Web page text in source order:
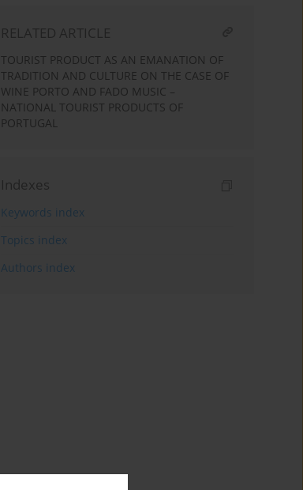
RELATED ARTICLE
TOURIST PRODUCT AS AN EMANATION OF
TRADITION AND CULTURE ON THE CASE OF
WINE PORTO AND FADO MUSIC –
NATIONAL TOURIST PRODUCTS OF
PORTUGAL
Indexes
Keywords index
Topics index
Authors index